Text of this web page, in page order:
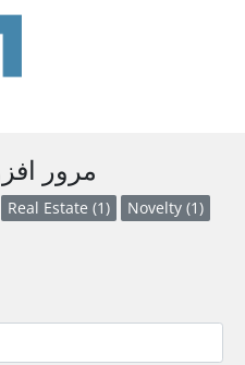
مرور
Real Estate (1)
Novelty (1)